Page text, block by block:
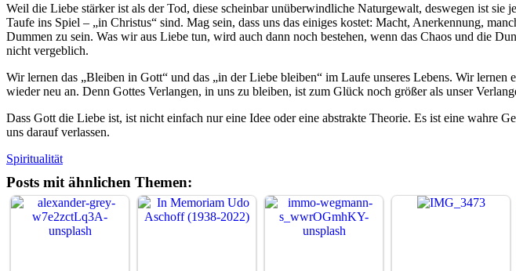
Weil die Liebe stärker ist als der Tod, diese scheinbar unüberwindliche Naturgewalt, deswegen ist
Taufe ins Spiel – „in Christus“ sind. Mag sein, dass uns das einiges kostet: Macht, Anerkennung,
Dummen zu sein. Was wir aus Liebe tun, wird auch dann noch bestehen, wenn das Chaos und die
nicht vergeblich.
Wir lernen das „Bleiben in Gott“ und das „in der Liebe bleiben“ im Laufe unseres Lebens. Wir
wieder neu an. Denn Gottes Verlangen, in uns zu bleiben, ist zum Glück noch größer als unser
Dass Gott die Liebe ist, ist nicht einfach nur eine Idee oder eine abstrakte Theorie. Es ist eine wahre
uns darauf verlassen.
Spiritualität
Posts mit ähnlichen Themen: